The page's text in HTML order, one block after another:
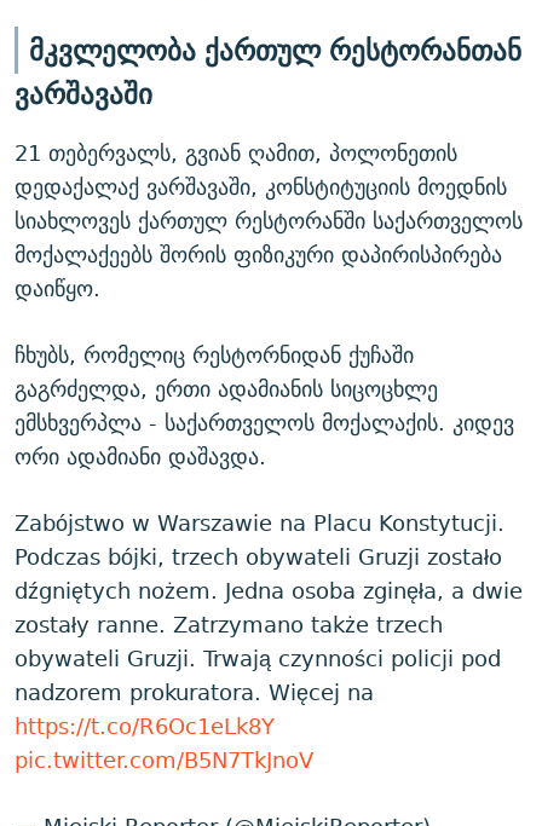
მკვლელობა ქართულ რესტორანთან
ვარშავაში
21 თებერვალს, გვიან ღამით, პოლონეთის
დედაქალაქ ვარშავაში, კონსტიტუციის მოედნის
სიახლოვეს ქართულ რესტორანში საქართველოს
მოქალაქეებს შორის ფიზიკური დაპირისპირება
დაიწყო.
ჩხუბს, რომელიც რესტორნიდან ქუჩაში
გაგრძელდა, ერთი ადამიანის სიცოცხლე
ემსხვერპლა - საქართველოს მოქალაქის. კიდევ
ორი ადამიანი დაშავდა.
Zabójstwo w Warszawie na Placu Konstytucji.
Podczas bójki, trzech obywateli Gruzji zostało
dźgniętych nożem. Jedna osoba zginęła, a dwie
zostały ranne. Zatrzymano także trzech
obywateli Gruzji. Trwają czynności policji pod
nadzorem prokuratora. Więcej na
https://t.co/R6Oc1eLk8Y
pic.twitter.com/B5N7TkJnoV